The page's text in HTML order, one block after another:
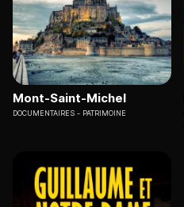
Mont-Saint-Michel
DOCUMENTAIRES PATRIMOINE